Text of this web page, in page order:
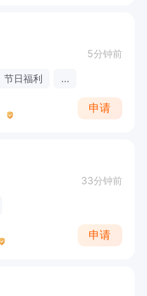
5分钟前
节日福利 ...
申请
33分钟前
申请